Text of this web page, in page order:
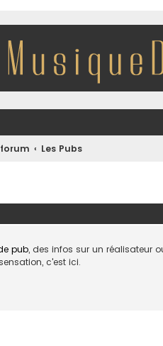
Les Pubs
pub, des infos sur un réalisateur
c'est ici.